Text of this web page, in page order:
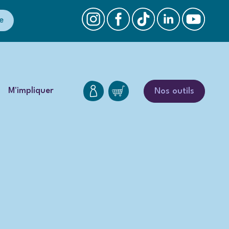
M'impliquer Nos outils